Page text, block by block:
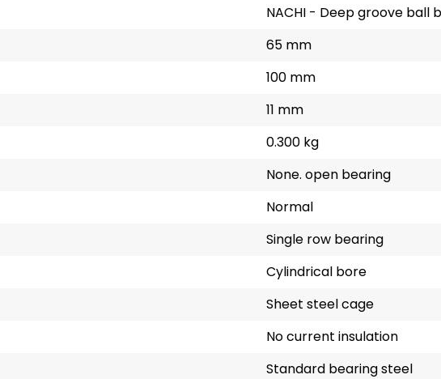
NACHI - Deep groove ball
65 mm
100 mm
11 mm
0.300 kg
None. open bearing
Normal
Single row bearing
Cylindrical bore
Sheet steel cage
No current insulation
Standard bearing steel